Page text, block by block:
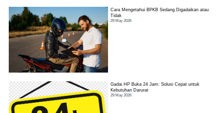
Cara Mengetahui BPKB Sedang Digadaikan atau
Tidak
29 May 2026
Gadai HP Buka 24 Jam: Solusi Cepat untuk
Kebutuhan Darurat
29 May 2026